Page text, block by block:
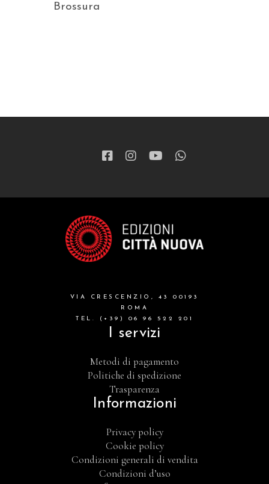
Brossura
VIA CRESCENZIO, 43 00193
ROMA
TEL. (+39) 06 96 522 201
I servizi
Metodi di pagamento
Politiche di spedizione
Trasparenza
Informazioni
Privacy policy
Cookie policy
Condizioni generali di vendita
Condizioni d’uso